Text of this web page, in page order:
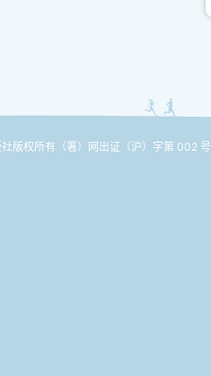
版权所有 （署）网出证（沪）字第 002 号